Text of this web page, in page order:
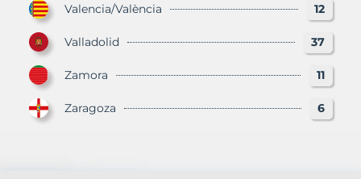
Valencia/València 12
Valladolid 37
Zamora 11
Zaragoza 6